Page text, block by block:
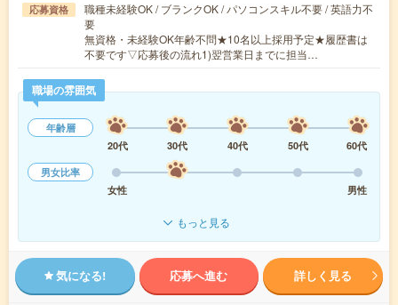
応募資格
職種未経験OK / ブランクOK / パソコンスキル不要 / 英語力不
要
無資格・未経験OK年齢不問★10名以上採用予定★履歴書は
不要です▽応募後の流れ1)翌営業日までに担当…
職場の雰囲気
年齢層
20代
30代 40代 50代
60代
男女比率
女性
男性
もっと見る
気になる! 応募へ進む 詳しく見る